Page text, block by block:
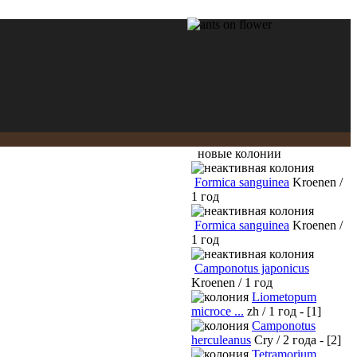
новые колонии
Formica sanguinea Kroenen /
1 год
Formica sanguinea Kroenen /
1 год
Camponotus japonicus
Kroenen / 1 год
Liometopum
microce ... zh / 1 год - [1]
Camponotus
herculeanus Cry / 2 года - [2]
Tetramorium